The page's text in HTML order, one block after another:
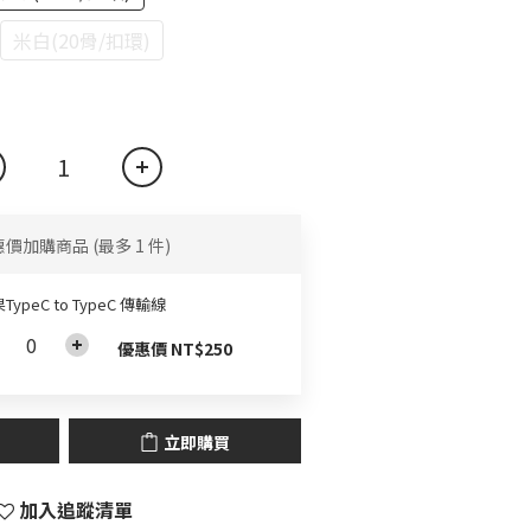
米白(20骨/扣環)
價加購商品 (最多 1 件)
TypeC to TypeC 傳輸線
優惠價 NT$250
立即購買
加入追蹤清單